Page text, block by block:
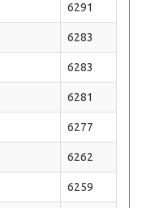
6291
6283
6283
6281
6277
6262
6259